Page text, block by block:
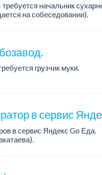
начальник
на собеседовании).
грузчик муки.
в сервис
в сервис Яндекс Go Еда.